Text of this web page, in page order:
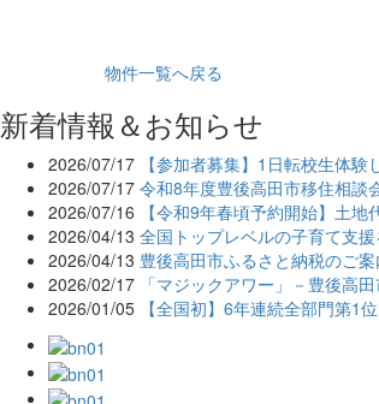
物件一覧へ戻る
新着情報＆お知らせ
2026/07/17 【参加者募集】1日転校生体験
2026/07/17 令和8年度豊後高田市移住相談
2026/07/16
【令和9年春頃予約開始】土
2026/04/13 全国トップレベルの子育て支
2026/04/13 豊後高田市ふるさと納税のご案
2026/02/17 「マジックアワー」－豊後高
2026/01/05 【全国初】6年連続全部門第1